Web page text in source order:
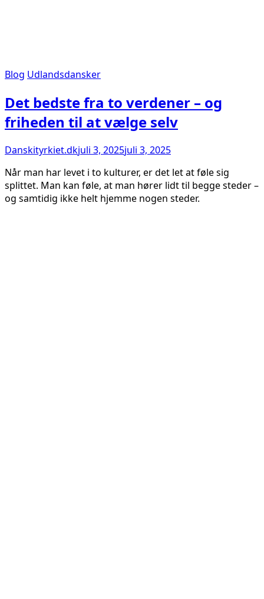
Blog Udlandsdansker
Det bedste fra to verdener – og
friheden til at vælge selv
Danskityrkiet.dkjuli 3, 2025juli 3, 2025
Når man har levet i to kulturer, er det let at føle sig
splittet. Man kan føle, at man hører lidt til begge steder –
og samtidig ikke helt hjemme nogen steder.